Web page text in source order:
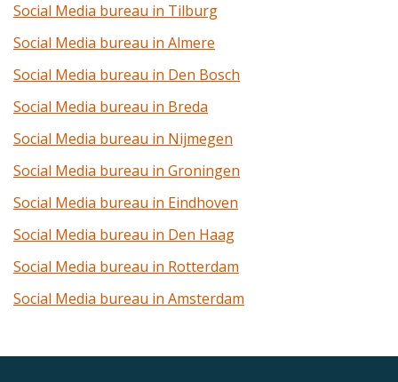
Social Media bureau in Tilburg
Social Media bureau in Almere
Social Media bureau in Den Bosch
Social Media bureau in Breda
Social Media bureau in Nijmegen
Social Media bureau in Groningen
Social Media bureau in Eindhoven
Social Media bureau in Den Haag
Social Media bureau in Rotterdam
Social Media bureau in Amsterdam